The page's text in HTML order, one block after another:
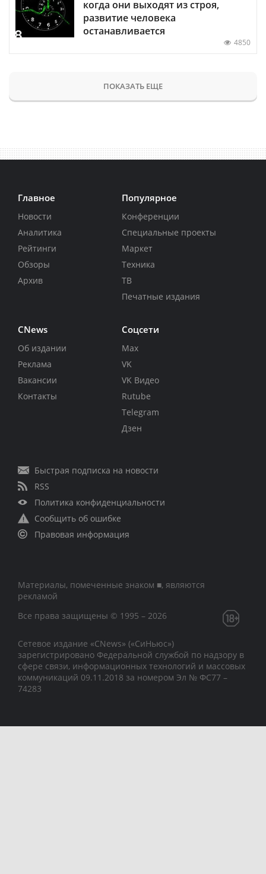
когда они выходят из строя,
развитие человека
останавливается
4850
ПОКАЗАТЬ ЕЩЕ
Главное
Новости
Аналитика
Рейтинги
Обзоры
Архив
Популярное
Конференции
Специальные проекты
Маркет
Техника
ТВ
Печатные издания
CNews
Об издании
Реклама
Вакансии
Контакты
Соцсети
Max
VK
VK Видео
Rutube
Telegram
Дзен
Быстрая подписка на новости
RSS
Политика конфиденциальности
Сообщить об ошибке
Правовая информация
Материалы, помеченные знаком ■, являются
рекламой
Все права защищены © 1995 – 2026
Сетевое издание «CNews» («СиНьюс»)
зарегистрировано Федеральной службой по надзору в
сфере связи, информационных технологий и массовых
коммуникаций 09.11.2018 за номером Эл № ФС77 –
74283